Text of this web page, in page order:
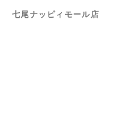
七尾ナッピィモール店